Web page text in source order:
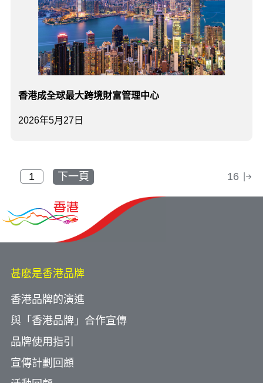
2026年5月27日
香港成全球最大跨境財富管理中心
下一頁 16
甚麽是香港品牌
香港品牌的演進
與「香港品牌」合作宣傳
品牌使用指引
宣傳計劃回顧